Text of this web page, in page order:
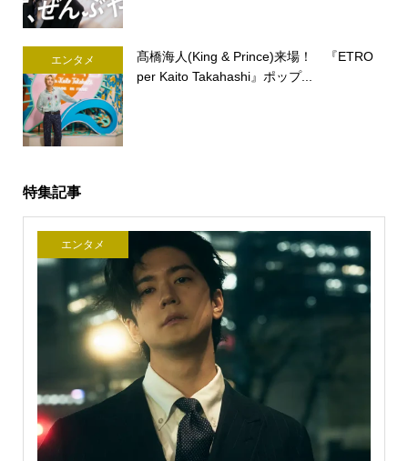
エンタメ
髙橋海人(King & Prince)来場！ 『ETRO
per Kaito Takahashi』ポップ...
特集記事
エンタメ